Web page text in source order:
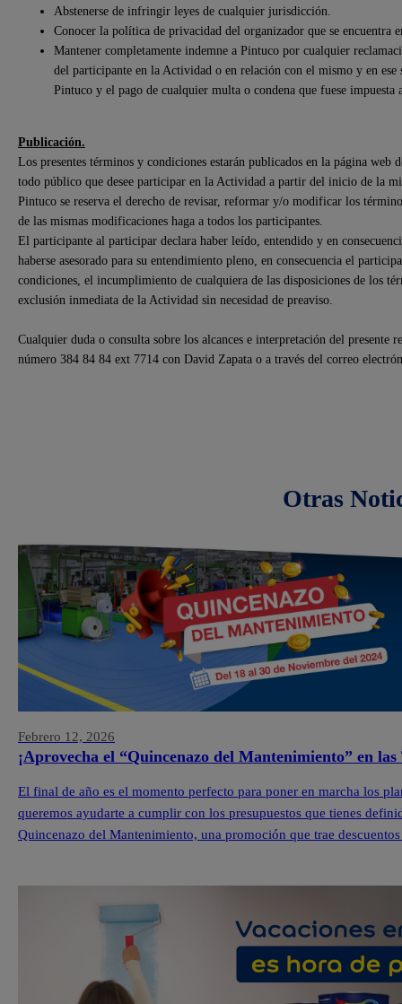
Abstenerse de infringir leyes de cualquier jurisdicción.
Conocer la política de privacidad del organizador que se encuentra
Mantener completamente indemne a Pintuco por cualquier
del participante en la Actividad o en relación con el mismo y en ese
Pintuco y el pago de cualquier multa o condena que fuese impuesta
Publicación.
Los presentes términos y condiciones estarán publicados en la página web
todo público que desee participar en la Actividad a partir del inicio de la
Pintuco se reserva el derecho de revisar, reformar y/o modificar los
de las mismas modificaciones haga a todos los participantes.
El participante al participar declara haber leído, entendido y en
haberse asesorado para su entendimiento pleno, en consecuencia el
condiciones, el incumplimiento de cualquiera de las disposiciones de los
exclusión inmediata de la Actividad sin necesidad de preaviso.
Cualquier duda o consulta sobre los alcances e interpretación del presente
número 384 84 84 ext 7714 con David Zapata o a través del correo
Otras
Febrero 12, 2026
¡Aprovecha el “Quincenazo del Mantenimiento” en
El final de año es el momento perfecto para poner en marcha los
queremos ayudarte a cumplir con los presupuestos que tienes
Quincenazo del Mantenimiento, una promoción que trae